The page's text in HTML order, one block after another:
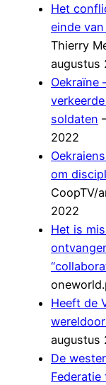
Het
einde
Thierry
augustus
Oekraïne
soldaten
2022
om
CoopTV/
2022
Het is
Heeft de
augustus
De